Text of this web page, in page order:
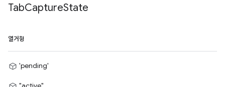
TabCaptureState
열거형
'pending'